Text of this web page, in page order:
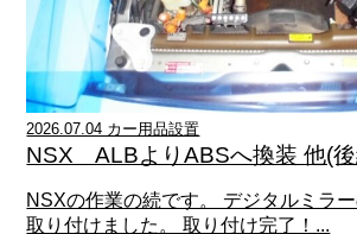
2026.07.04 カー用品設置
NSX ALBよりABSへ換装 他(
NSXの作業の続です。 デジタルミラ
取り付けました。 取り付け完了！...